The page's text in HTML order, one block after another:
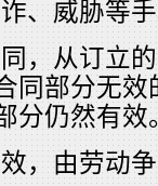
、威胁等
，从订立
同部分无
分仍然有效
，由劳动